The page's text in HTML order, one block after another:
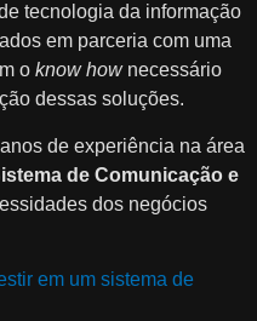
tecnologia da informação
em parceria com uma
o know how necessário
dessas soluções.
de experiência na área
de Comunicação e
dos negócios
em um sistema de